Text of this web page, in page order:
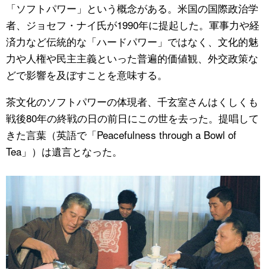
「ソフトパワー」という概念がある。米国の国際政治学
者、ジョセフ・ナイ氏が1990年に提起した。軍事力や経
済力など伝統的な「ハードパワー」ではなく、文化的魅
力や人権や民主主義といった普遍的価値観、外交政策な
どで影響を及ぼすことを意味する。
茶文化のソフトパワーの体現者、千玄室さんはくしくも
戦後80年の終戦の日の前日にこの世を去った。提唱して
きた言葉（英語で「Peacefulness through a Bowl of
Tea」）は遺言となった。